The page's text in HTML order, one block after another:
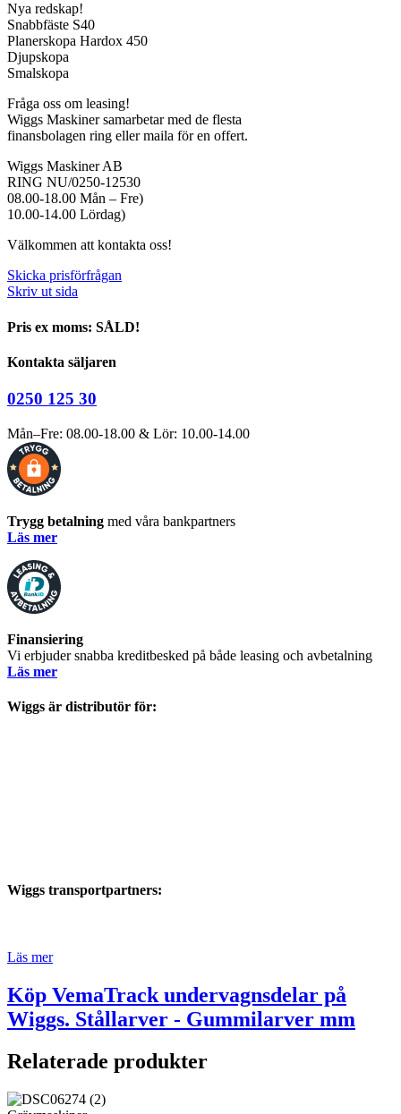
Nya redskap!
Snabbfäste S40
Planerskopa Hardox 450
Djupskopa
Smalskopa
Fråga oss om leasing!
Wiggs Maskiner samarbetar med de flesta
finansbolagen ring eller maila för en offert.
Wiggs Maskiner AB
RING NU/0250-12530
08.00-18.00 Mån – Fre)
10.00-14.00 Lördag)
Välkommen att kontakta oss!
Skicka prisförfrågan
Skriv ut sida
Pris ex moms: SÅLD!
Kontakta säljaren
0250 125 30
Mån–Fre: 08.00-18.00 & Lör: 10.00-14.00
Trygg betalning med våra bankpartners
Läs mer
Finansiering
Vi erbjuder snabba kreditbesked på både leasing och avbetalning
Läs mer
Wiggs är distributör för:
Wiggs transportpartners:
Läs mer
Köp VemaTrack undervagnsdelar på
Wiggs. Stållarver - Gummilarver mm
Relaterade produkter